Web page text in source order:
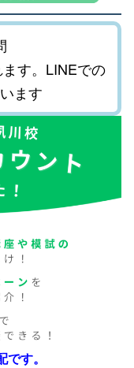
す。LINEでの
ます
す。